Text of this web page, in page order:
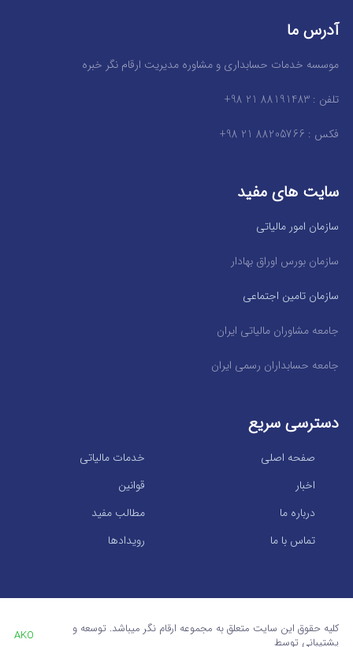
آدرس ما
موسسه خدمات حسابداری و مشاوره مدیریت ارقام نگر خبره
تلفن : 88191483 21 98+
فکس : 88205766 21 98+
سایت های مفید
سازمان امور مالیاتی
سازمان بورس اوراق بهادار
سازمان تامین اجتماعی
جامعه مشاوران مالیاتی ایران
جامعه حسابداران رسمی ایران
دسترسی سریع
خدمات مالیاتی
صفحه اصلی
قوانین
اخبار
مطالب مفید
درباره ما
رویدادها
تماس با ما
کلیه حقوق این سایت متعلق به مجموعه ارقام نگر میباشد. توسعه و
پشتیبانی توسط
AKO